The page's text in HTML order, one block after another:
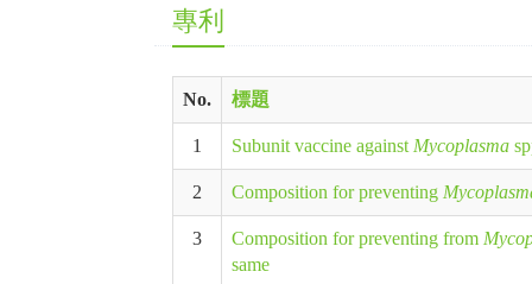
專利
No. 標題
1 Subunit vaccine against Mycoplasma
2 Composition for preventing
3 Composition for preventing from
same